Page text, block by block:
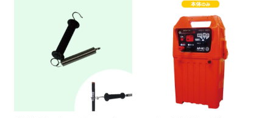
の方でも、鳥獣捕獲用の
罠作りを行ったり、許可
制で狩猟免許を持ってい
るけど捕獲する土地を持
っていない方に解放、技
術指導などを行うことで
今後の狩猟家の育成・発